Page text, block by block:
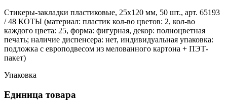
Стикеры-закладки пластиковые, 25х120 мм, 50 шт., арт. 65193
/ 48 КОТЫ (материал: пластик кол-во цветов: 2, кол-во
каждого цвета: 25, форма: фигурная, декор: полноцветная
печать; наличие диспенсера: нет, индивидуальная упаковка:
подложка с европодвесом из мелованного картона + ПЭТ-
пакет)
Упаковка
Единица товара